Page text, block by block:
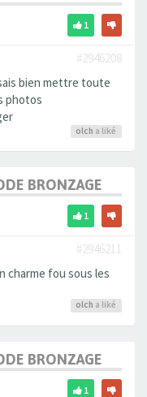
1
#2946208
bien mettre toute
photos
olch a liké
BRONZAGE
1
#2946211
charme fou sous les
olch a liké
BRONZAGE
1